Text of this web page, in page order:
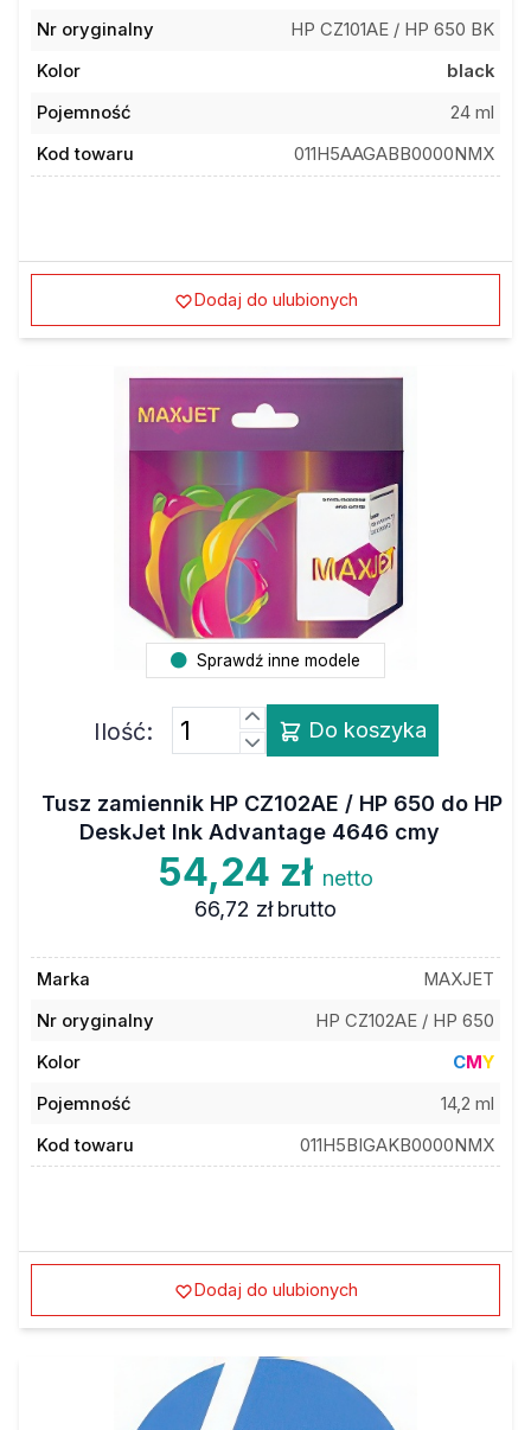
Nr oryginalny
HP CZ101AE / HP 650 BK
Kolor
black
Pojemność
24 ml
Kod towaru
011H5AAGABB0000NMX
Dodaj do ulubionych
Sprawdź inne modele
Ilość: Do koszyka
Tusz zamiennik HP CZ102AE / HP 650 do HP
DeskJet Ink Advantage 4646 cmy
54,24 zł netto
66,72 zł brutto
Marka
MAXJET
Nr oryginalny
HP CZ102AE / HP 650
Kolor
CMY
Pojemność
14,2 ml
Kod towaru
011H5BIGAKB0000NMX
Dodaj do ulubionych